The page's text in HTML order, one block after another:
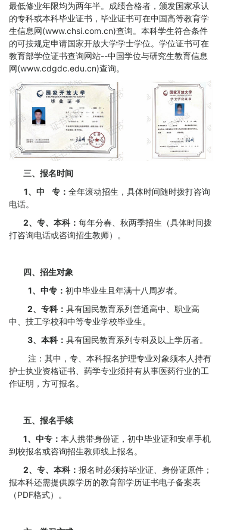
最低修业年限均为两年半。成绩合格者，颁发国家承认
的专科或本科毕业证书，毕业证书可在中国高等教育学
生信息网(www.chsi.com.cn)查询。本科学生符合条件
的可按规定申请国家开放大学学士学位。学位证书可在
教育部学位证书查询网站--中国学位与研究生教育信息
网(www.cdgdc.edu.cn)查询。
三、报名时间
1、中 专： 全年滚动招生，具体时间随时拨打咨询
电话。
2、专、本科： 每年分春、秋两季招生（具体时间拨
打咨询电话或咨询招生教师）。
四、招生对象
1、中专： 初中毕业生且年满十八周岁者。
2、专科： 具有国民教育系列普通高中、职业高
中、技工学校和中等专业学校毕业生。
3、本科： 具有国民教育系列专科及以上学历者。
注：其中，专、本科报名护理专业对象须本人持有
护士执业资格证书、药学专业须持有从事医药行业的工
作证明，方可报名。
五、报名手续
1、中专： 本人携带身份证，初中毕业证和安卓手机
到校报名或咨询招生教师线上报名。
2、专、本科： 报名时必须持毕业证、身份证原件；
报本科还需提供原学历的教育部学历证书电子备案表
（PDF格式）。